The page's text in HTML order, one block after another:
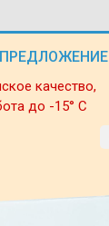
качество,
до -15° С